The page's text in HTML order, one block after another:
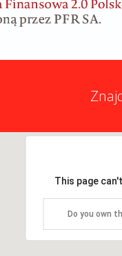
This page
Do you own